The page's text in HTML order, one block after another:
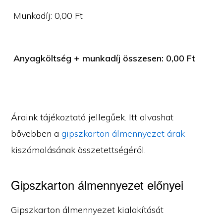
Munkadíj:0,00 Ft
Anyagköltség + munkadíj összesen: 0,00 Ft
Áraink tájékoztató jellegűek. Itt olvashat
bővebben agipszkarton álmennyezet árak
kiszámolásának összetettségéről.
Gipszkarton álmennyezet előnyei
Gipszkarton álmennyezet kialakítását